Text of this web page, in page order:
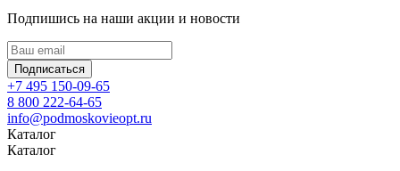
Подпишись на наши акции и новости
Подписаться
+7 495 150-09-65
8 800 222-64-65
info@podmoskovieopt.ru
Каталог
Каталог